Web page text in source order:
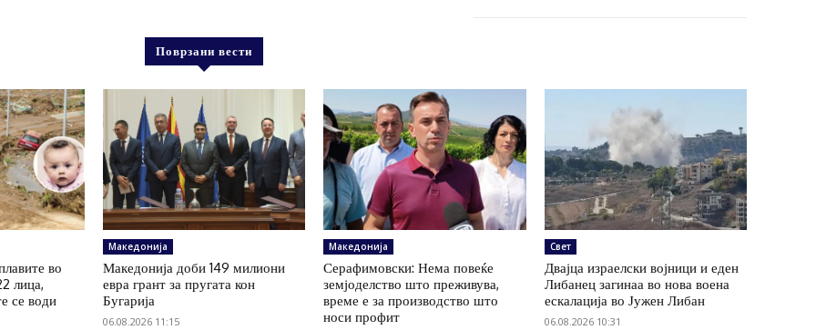
Поврзани вести
во
лица,
се води
Македонија
Македонија доби 149 милиони
евра грант за пругата кон
Бугарија
06.08.2026 11:15
Македонија
Серафимовски: Нема повеќе
земјоделство што преживува,
време е за производство што
носи профит
Свет
Двајца израелски војници и еден
Либанец загинаа во нова воена
ескалација во Јужен Либан
06.08.2026 10:31